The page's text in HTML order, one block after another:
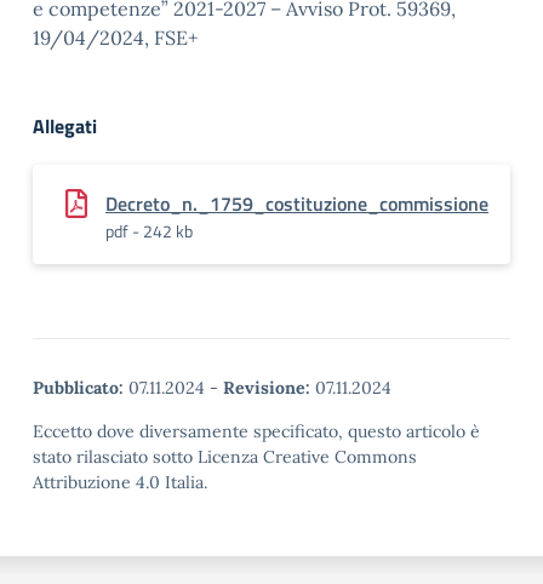
e competenze” 2021-2027 – Avviso Prot. 59369,
19/04/2024, FSE+
Allegati
Decreto_n._1759_costituzione_commissione
pdf - 242 kb
Pubblicato: 07.11.2024 - Revisione: 07.11.2024
Eccetto dove diversamente specificato, questo articolo è
stato rilasciato sotto Licenza Creative Commons
Attribuzione 4.0 Italia.